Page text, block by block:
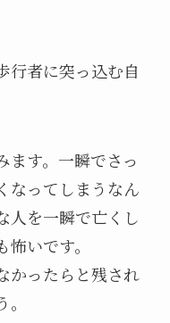
行者に突っ込む自
ます。一瞬でさっ
なってしまうなん
人を一瞬で亡くし
いです。
かったらと残され